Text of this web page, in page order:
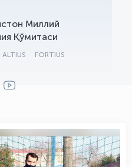
Миллий
Қўмитаси
ALTIUS FORTIUS